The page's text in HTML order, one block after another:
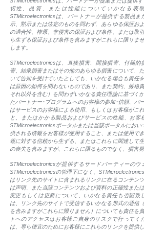
切性、品質、または性能についていかなる表
STMicroelectronicsは、パートナーが提供する製品
示、黙示または法定のものを問わず、あらゆる保証お
の適合性、権原、非侵害の保証および条件、または取
ら生ずる保証および条件を含みますがこれらに限りま
します。
STMicroelectronicsは、直接損害、間接損害、付随
害、結果損害またはその他のあらゆる損害について、
いて告知を受けていたとしても、いかなる場合も責任
は原因の如何を問わないものであり、また契約、厳格
それ以外を含む）を問わずいかなる責任理論に基づく
たパートナー･プログラムへのお客様の参加･信頼、パ
はサービスのお客様による使用、もしくはお客様がこ
と、またはかかる製品およびサービスの性能、お客
STMicroelectronicsポータルまたは当該ポータルにお
供される情報をお客様が使用すること、または使用で
報に対する信頼から生ずる、またはこれらに関連して
の喪失を含みますが、これらに限るものでなく、損害
STMicroelectronicsが提供するサードパーティーのウ
STMicroelectronicsの管理下になく、
はリンク先のサイトに含まれるリンクに在るコンテン
は声明、また当該コンテンツおよび資料の正確性また
変更もしくは更新について、いかなる責任も否認致
は、リンク先のサイトで受信するいかなる形式の通信
を含みますがこれらに限りません）についても責任を
トへのアクセスはお客様ご自身のリスクで行ってく
は、専ら便宜のためにお客様にこれらのリンクを提供